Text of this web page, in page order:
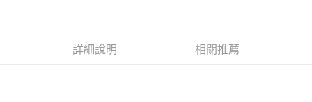
後付繳納相關費用。詳細說明 相關推薦